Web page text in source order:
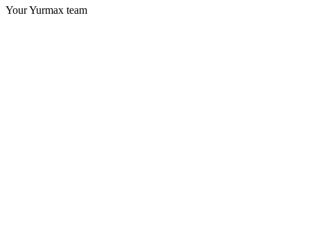
Your Yurmax team